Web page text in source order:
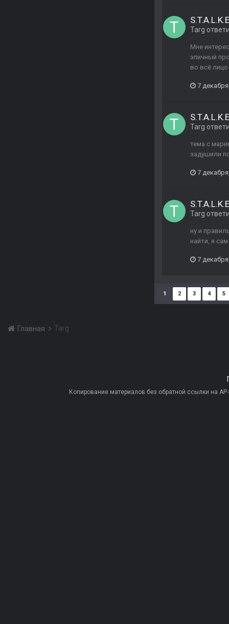
Targ
Мне
эпичный
во всё лицо
7
Targ
тема с
задушили
7
Targ
ну и
найти, я
7
1 2 3 4 5
Главная Targ
Копирование материалов без обратной ссылки на